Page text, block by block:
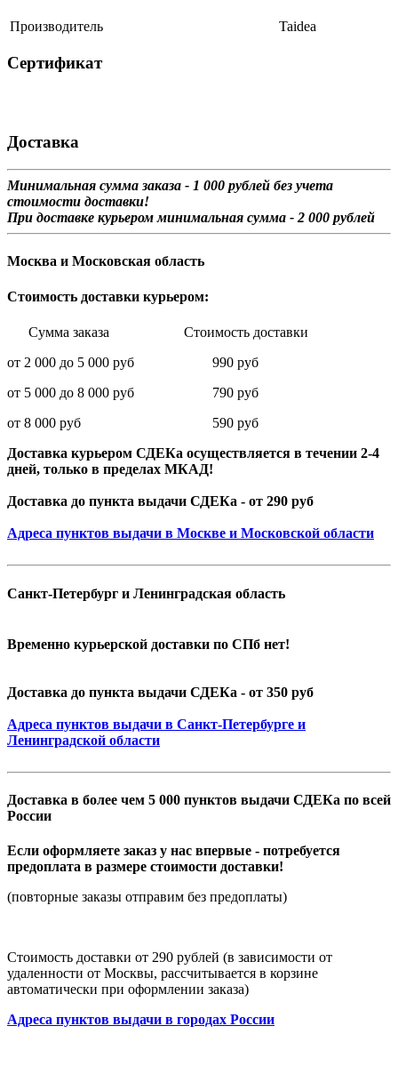
Производитель Taidea
Сертификат
Доставка
Минимальная сумма заказа - 1 000 рублей без учета
стоимости доставки!
При доставке курьером минимальная сумма - 2 000 рублей
Москва и Московская область
Стоимость доставки курьером:
Сумма заказа Стоимость доставки
от 2 000 до 5 000 руб 990 руб
от 5 000 до 8 000 руб 790 руб
от 8 000 руб 590 руб
Доставка курьером СДЕКа осуществляется в течении 2-4
дней, только в пределах МКАД!
Доставка до пункта выдачи СДЕКа - от 290 руб
Адреса пунктов выдачи в Москве и Московской области
Санкт-Петербург и Ленинградская область
Временно курьерской доставки по СПб нет!
Доставка до пункта выдачи СДЕКа - от 350 руб
Адреса пунктов выдачи в Санкт-Петербурге и
Ленинградской области
Доставка в более чем 5 000 пунктов выдачи СДЕКа по всей
России
Если оформляете заказ у нас впервые - потребуется
предоплата в размере стоимости доставки!
(повторные заказы отправим без предоплаты)
Стоимость доставки от 290 рублей (в зависимости от
удаленности от Москвы, рассчитывается в корзине
автоматически при оформлении заказа)
Адреса пунктов выдачи в городах России